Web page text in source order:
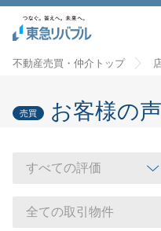
不動産売買・仲介トップ
売買 お客様の